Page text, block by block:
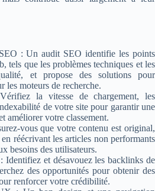
: Un audit SEO identifie les points
tels que les problèmes techniques et les
et propose des solutions pour
les moteurs de recherche.
la vitesse de chargement, les
de votre site pour garantir une
améliorer votre classement.
vous que votre contenu est original,
réécrivant les articles non performants
besoins des utilisateurs.
Identifiez et désavouez les backlinks de
des opportunités pour obtenir des
renforcer votre crédibilité.